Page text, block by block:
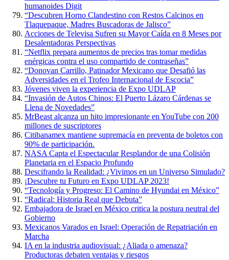
humanoides Digit
“Descubren Horno Clandestino con Restos Calcinos en
Tlaquepaque, Madres Buscadoras de Jalisco”
Acciones de Televisa Sufren su Mayor Caída en 8 Meses por
Desalentadoras Perspectivas
“Netflix prepara aumentos de precios tras tomar medidas
enérgicas contra el uso compartido de contraseñas”
“Donovan Carrillo, Patinador Mexicano que Desafió las
Adversidades en el Trofeo Internacional de Escocia”
Jóvenes viven la experiencia de Expo UDLAP
“Invasión de Autos Chinos: El Puerto Lázaro Cárdenas se
Llena de Novedades”
MrBeast alcanza un hito impresionante en YouTube con 200
millones de suscriptores
Citibanamex mantiene supremacía en preventa de boletos con
90% de participación.
NASA Capta el Espectacular Resplandor de una Colisión
Planetaria en el Espacio Profundo
Descifrando la Realidad: ¿Vivimos en un Universo Simulado?
¡Descubre tu Futuro en Expo UDLAP 2023!
“Tecnología y Progreso: El Camino de Hyundai en México”
“Radical: Historia Real que Debuta”
Embajadora de Israel en México critica la postura neutral del
Gobierno
Mexicanos Varados en Israel: Operación de Repatriación en
Marcha
IA en la industria audiovisual: ¿Aliada o amenaza?
Productoras debaten ventajas y riesgos